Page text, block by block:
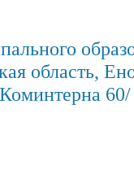
область,